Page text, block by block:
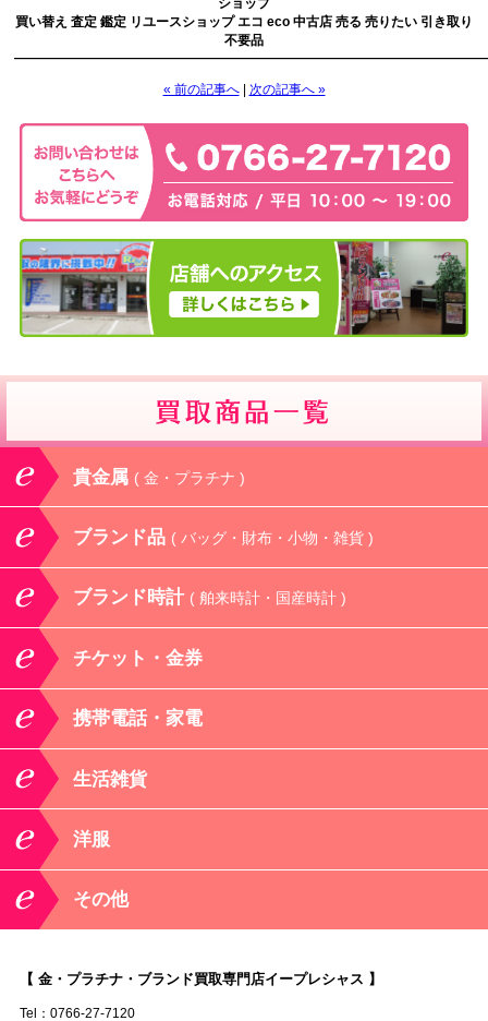
ショップ
買い替え 査定 鑑定 リユースショップ エコ eco 中古店 売る 売りたい 引き取り
不要品
« 前の記事へ| 次の記事へ »
貴金属 ( 金・プラチナ )
ブランド品 ( バッグ・財布・小物・雑貨 )
ブランド時計 ( 舶来時計・国産時計 )
チケット・金券
携帯電話・家電
生活雑貨
洋服
その他
【 金・プラチナ・ブランド買取専門店イープレシャス 】
Tel：0766-27-7120